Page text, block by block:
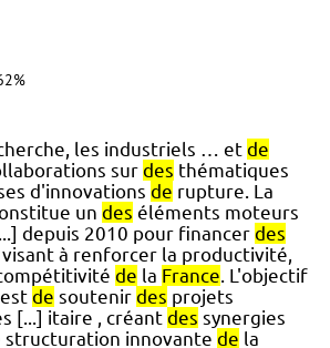
les industriels … et de
sur des thématiques
d'innovations de rupture. La
un des éléments moteurs
depuis 2010 pour financer des
à renforcer la productivité,
de la France. L'objectif
de soutenir des projets
[...] itaire , créant des synergies
structuration innovante de la